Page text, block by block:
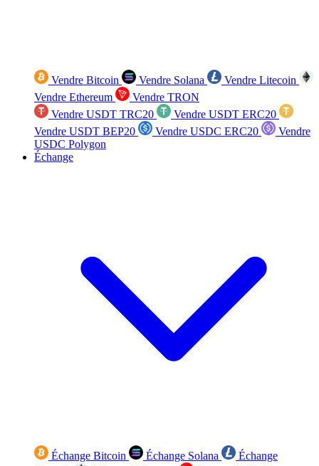
Vendre Bitcoin Vendre Solana
Vendre Litecoin
Vendre Ethereum
Vendre TRON
Vendre USDT TRC20
Vendre USDT ERC20
Vendre USDT BEP20
Vendre USDC ERC20
Vendre
USDC Polygon
Échange
Échange Bitcoin Échange Solana
Échange